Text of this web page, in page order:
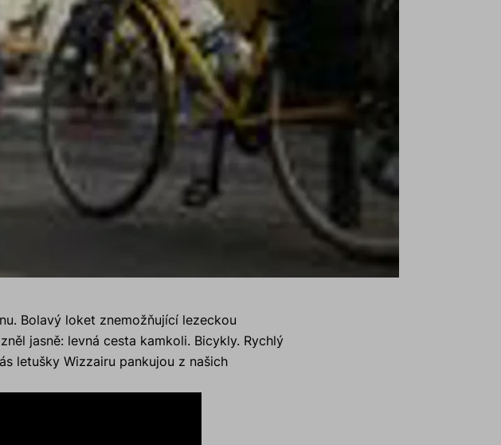
Bolavý loket znemožňující lezeckou
jasně: levná cesta kamkoli. Bicykly. Rychlý
letušky Wizzairu pankujou z našich